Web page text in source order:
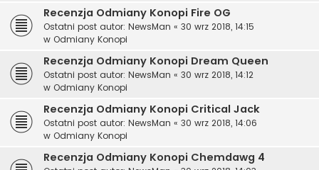
Recenzja Odmiany Konopi Fire OG
Ostatni post autor: NewsMan « 30 wrz 2018, 14:15
w Odmiany Konopi
Recenzja Odmiany Konopi Dream Queen
Ostatni post autor: NewsMan « 30 wrz 2018, 14:12
w Odmiany Konopi
Recenzja Odmiany Konopi Critical Jack
Ostatni post autor: NewsMan « 30 wrz 2018, 14:06
w Odmiany Konopi
Recenzja Odmiany Konopi Chemdawg 4